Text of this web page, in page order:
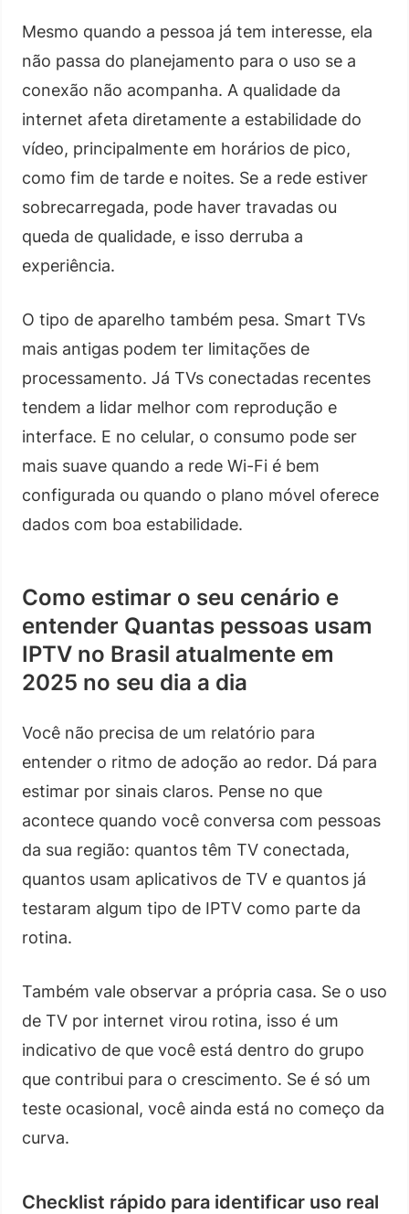
Mesmo quando a pessoa já tem interesse, ela
não passa do planejamento para o uso se a
conexão não acompanha. A qualidade da
internet afeta diretamente a estabilidade do
vídeo, principalmente em horários de pico,
como fim de tarde e noites. Se a rede estiver
sobrecarregada, pode haver travadas ou
queda de qualidade, e isso derruba a
experiência.
O tipo de aparelho também pesa. Smart TVs
mais antigas podem ter limitações de
processamento. Já TVs conectadas recentes
tendem a lidar melhor com reprodução e
interface. E no celular, o consumo pode ser
mais suave quando a rede Wi-Fi é bem
configurada ou quando o plano móvel oferece
dados com boa estabilidade.
Como estimar o seu cenário e
entender Quantas pessoas usam
IPTV no Brasil atualmente em
2025 no seu dia a dia
Você não precisa de um relatório para
entender o ritmo de adoção ao redor. Dá para
estimar por sinais claros. Pense no que
acontece quando você conversa com pessoas
da sua região: quantos têm TV conectada,
quantos usam aplicativos de TV e quantos já
testaram algum tipo de IPTV como parte da
rotina.
Também vale observar a própria casa. Se o uso
de TV por internet virou rotina, isso é um
indicativo de que você está dentro do grupo
que contribui para o crescimento. Se é só um
teste ocasional, você ainda está no começo da
curva.
Checklist rápido para identificar uso real